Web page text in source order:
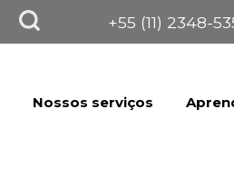
+55 (11) 2348-
Nossos serviços